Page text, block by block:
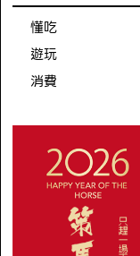
懂吃
遊玩
消費